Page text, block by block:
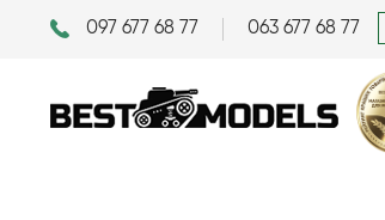
097 677 68 77 063 677 68 77